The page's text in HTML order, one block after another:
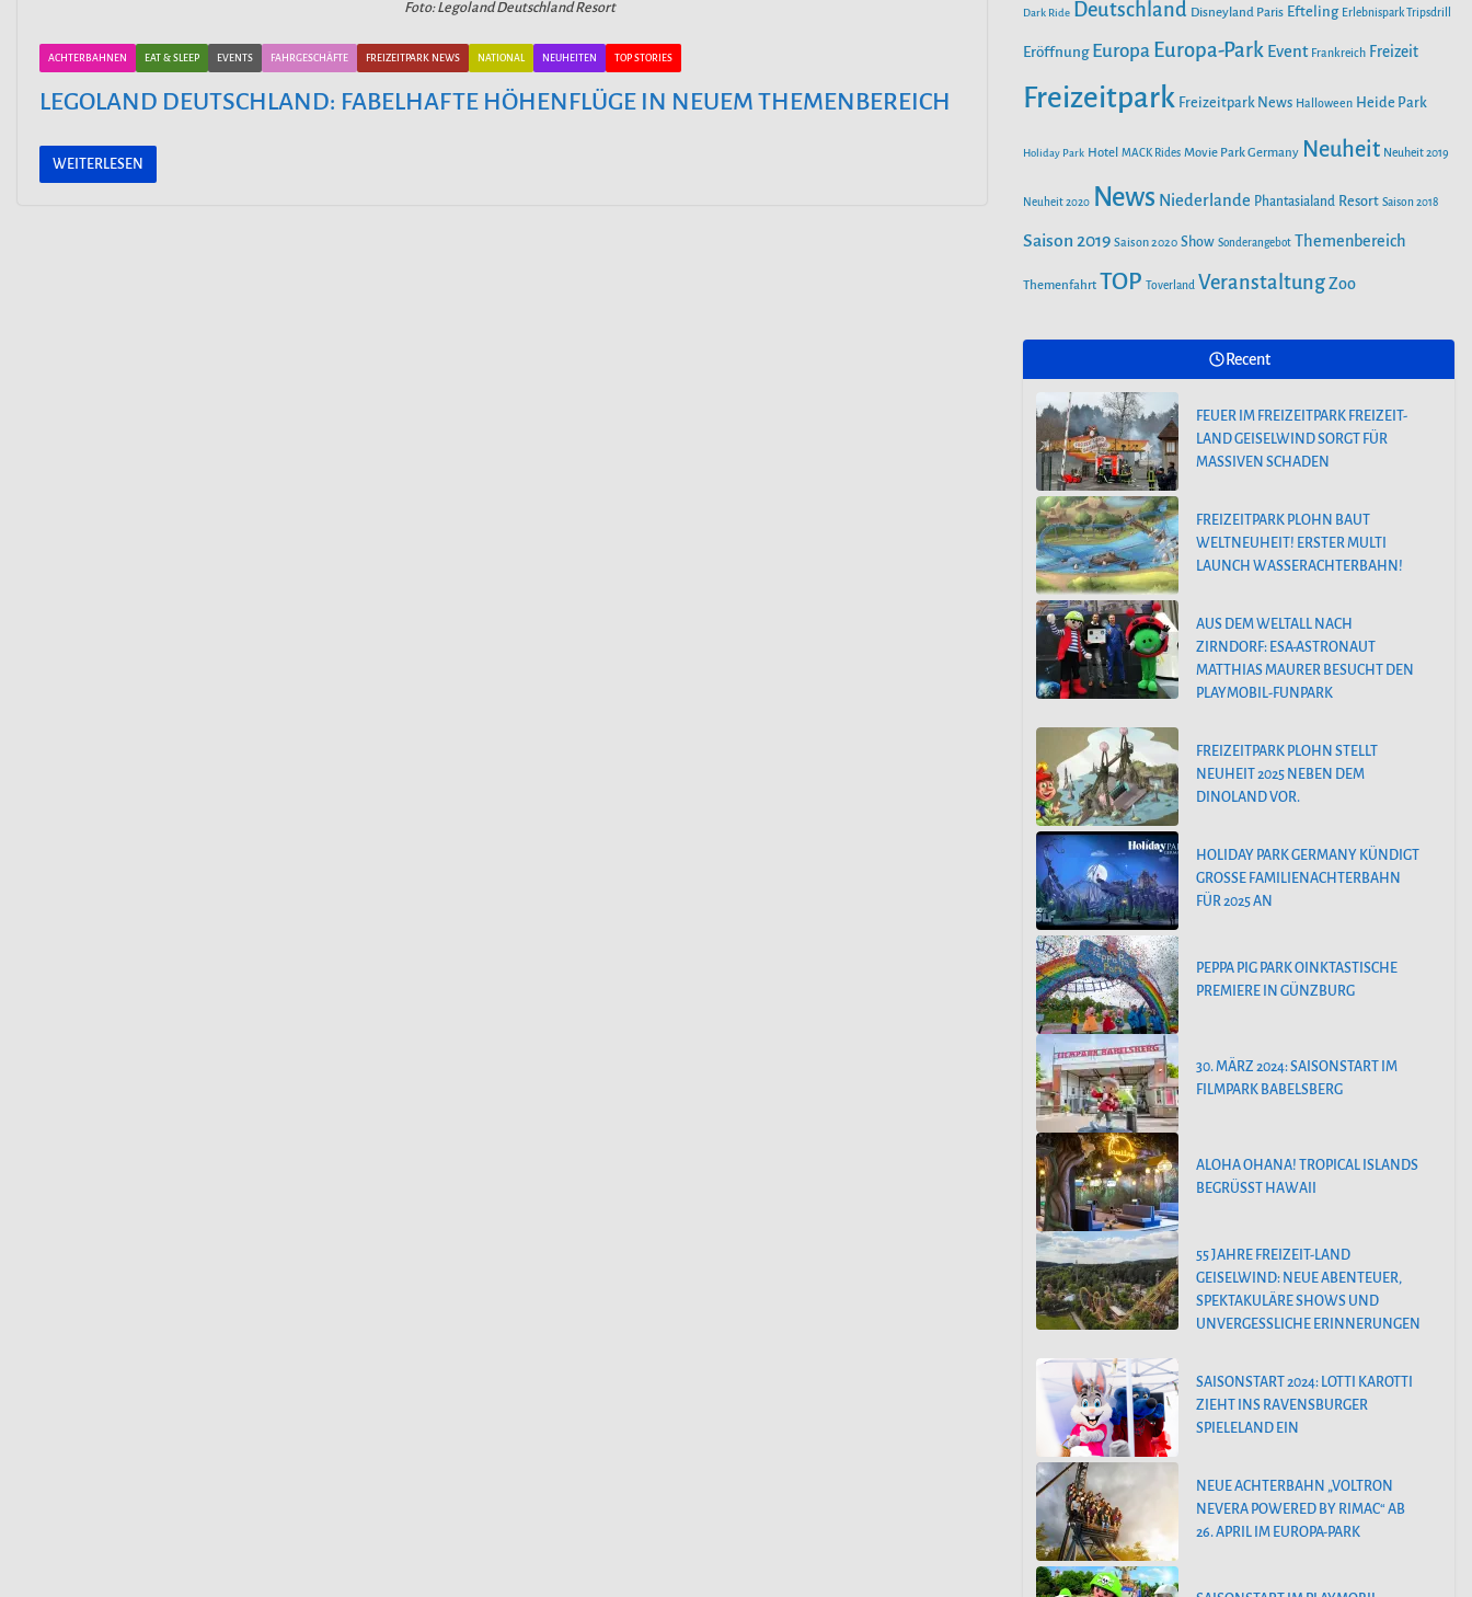
Foto: Legoland Deutschland Resort
ACHTERBAHNEN EAT & SLEEP EVENTS FAHRGESCHÄFTE FREIZEITPARK NEWS NATIONAL NEUHEITEN TOP STORIES
LEGOLAND DEUTSCHLAND: FABELHAFTE HÖHENFLÜGE IN NEUEM THEMENBEREICH
WEITERLESEN
n
o
r
e
Dark Ride Deutschland Disneyland Paris Efteling Erlebnispark Tripsdrill
Eröffnung Europa Europa-Park Event Frankreich Freizeit
Freizeitpark Freizeitpark News Halloween Heide Park
Holiday Park Hotel MACK Rides Movie Park Germany Neuheit Neuheit 2019
Neuheit 2020 News Niederlande Phantasialand Resort Saison 2018
Saison 2019 Saison 2020 Show Sonderangebot Themenbereich
Themenfahrt TOP Toverland Veranstaltung Zoo
Recent
FEUER IM FREIZEITPARK FREIZEIT-
LAND GEISELWIND SORGT FÜR
MASSIVEN SCHADEN
FREIZEITPARK PLOHN BAUT
WELTNEUHEIT! ERSTER MULTI
LAUNCH WASSERACHTERBAHN!
AUS DEM WELTALL NACH
ZIRNDORF: ESA-ASTRONAUT
MATTHIAS MAURER BESUCHT DEN
PLAYMOBIL-FUNPARK
FREIZEITPARK PLOHN STELLT
NEUHEIT 2025 NEBEN DEM
DINOLAND VOR.
HOLIDAY PARK GERMANY KÜNDIGT
GROSSE FAMILIENACHTERBAHN F
ÜR 2025 AN
PEPPA PIG PARK OINKTASTISCHE
PREMIERE IN GÜNZBURG
30. MÄRZ 2024: SAISONSTART IM
FILMPARK BABELSBERG
ALOHA OHANA! TROPICAL ISLANDS
BEGRÜSST HAWAII
55 JAHRE FREIZEIT-LAND
GEISELWIND: NEUE ABENTEUER,
SPEKTAKULÄRE SHOWS UND
UNVERGESSLICHE ERINNERUNGEN
SAISONSTART 2024: LOTTI KAROTTI
ZIEHT INS RAVENSBURGER
SPIELELAND EIN
NEUE ACHTERBAHN „VOLTRON
NEVERA POWERED BY RIMAC“ AB
26. APRIL IM EUROPA-PARK